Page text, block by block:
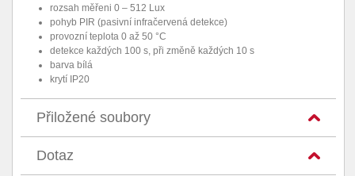
rozsah měřeni 0 – 512 Lux
pohyb PIR (pasivní infračervená detekce)
provozní teplota 0 až 50 °C
detekce každých 100 s, při změně každých 10 s
barva bílá
krytí IP20
Přiložené soubory
Dotaz